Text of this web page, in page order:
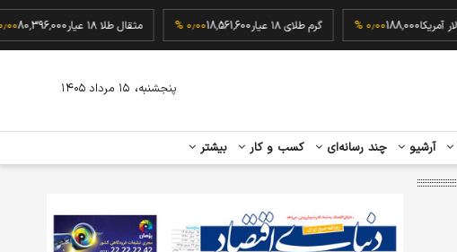
دلار آمریکا188,000۰٫۰۰ % گرم طلای ۱۸ عیار 18,561,600۰٫۰۰ % مثقال طلا ۱۸ عیار
آرشیو چند رسانه‌ای کسب و کار بیشتر
پنجشنبه، ۱۵ مرداد ۱۴۰۵